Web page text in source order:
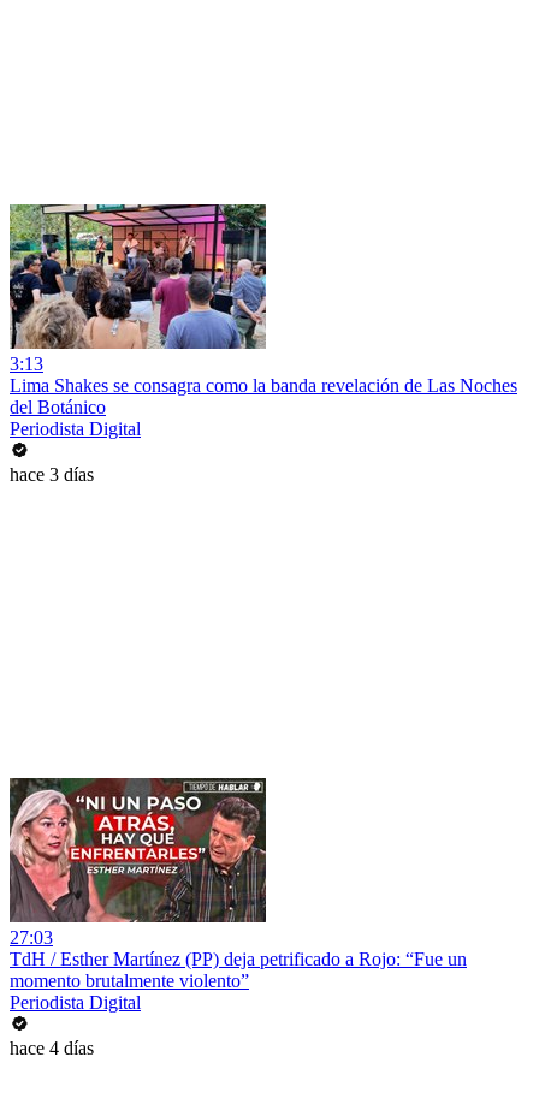
3:13
Lima Shakes se consagra como la banda revelación de Las Noches
del Botánico
Periodista Digital
hace 3 días
27:03
TdH / Esther Martínez (PP) deja petrificado a Rojo: “Fue un
momento brutalmente violento”
Periodista Digital
hace 4 días